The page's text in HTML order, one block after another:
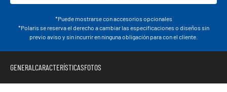
*Puede mostrarse con accesorios opcionales
*Polaris se reserva el derecho a cambiar las especificaciones o diseños sin
previo aviso y sin incurrir en ninguna obligación para con el cliente.
GENERALCARACTERÍSTICASFOTOS